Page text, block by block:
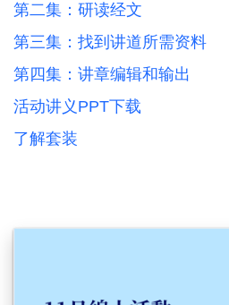
第二集：研读经文
第三集：找到讲道所需资料
第四集：讲章编辑和输出
活动讲义PPT下载
了解套装